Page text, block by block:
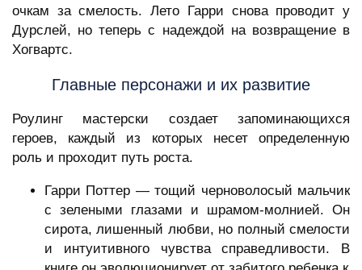
очкам за смелость. Лето Гарри снова проводит у
Дурслей, но теперь с надеждой на возвращение в
Хогвартс.
Главные персонажи и их развитие
Роулинг мастерски создает запоминающихся
героев, каждый из которых несет определенную
роль и проходит путь роста.
Гарри Поттер — тощий черноволосый мальчик
с зелеными глазами и шрамом-молнией. Он
сирота, лишенный любви, но полный смелости
и интуитивного чувства справедливости. В